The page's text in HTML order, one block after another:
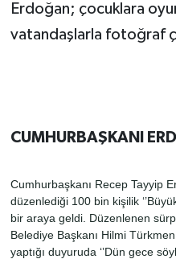
Erdoğan; çocuklara
vatandaşlarla fotoğraf
CUMHURBAŞKANI
Cumhurbaşkanı Recep Tayyip
düzenlediği 100 bin kişilik
bir araya geldi. Düzenlenen
Belediye Başkanı Hilmi
yaptığı duyuruda ‘’Dün gece